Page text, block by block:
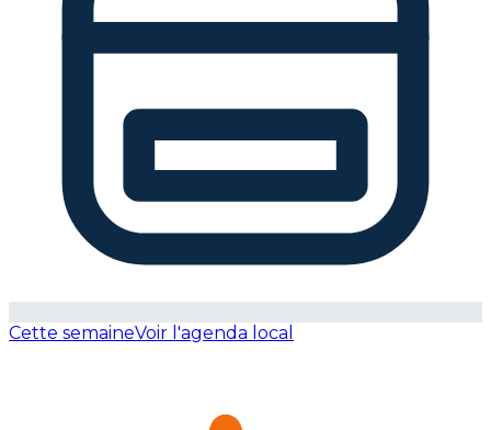
Cette semaineVoir l'agenda local